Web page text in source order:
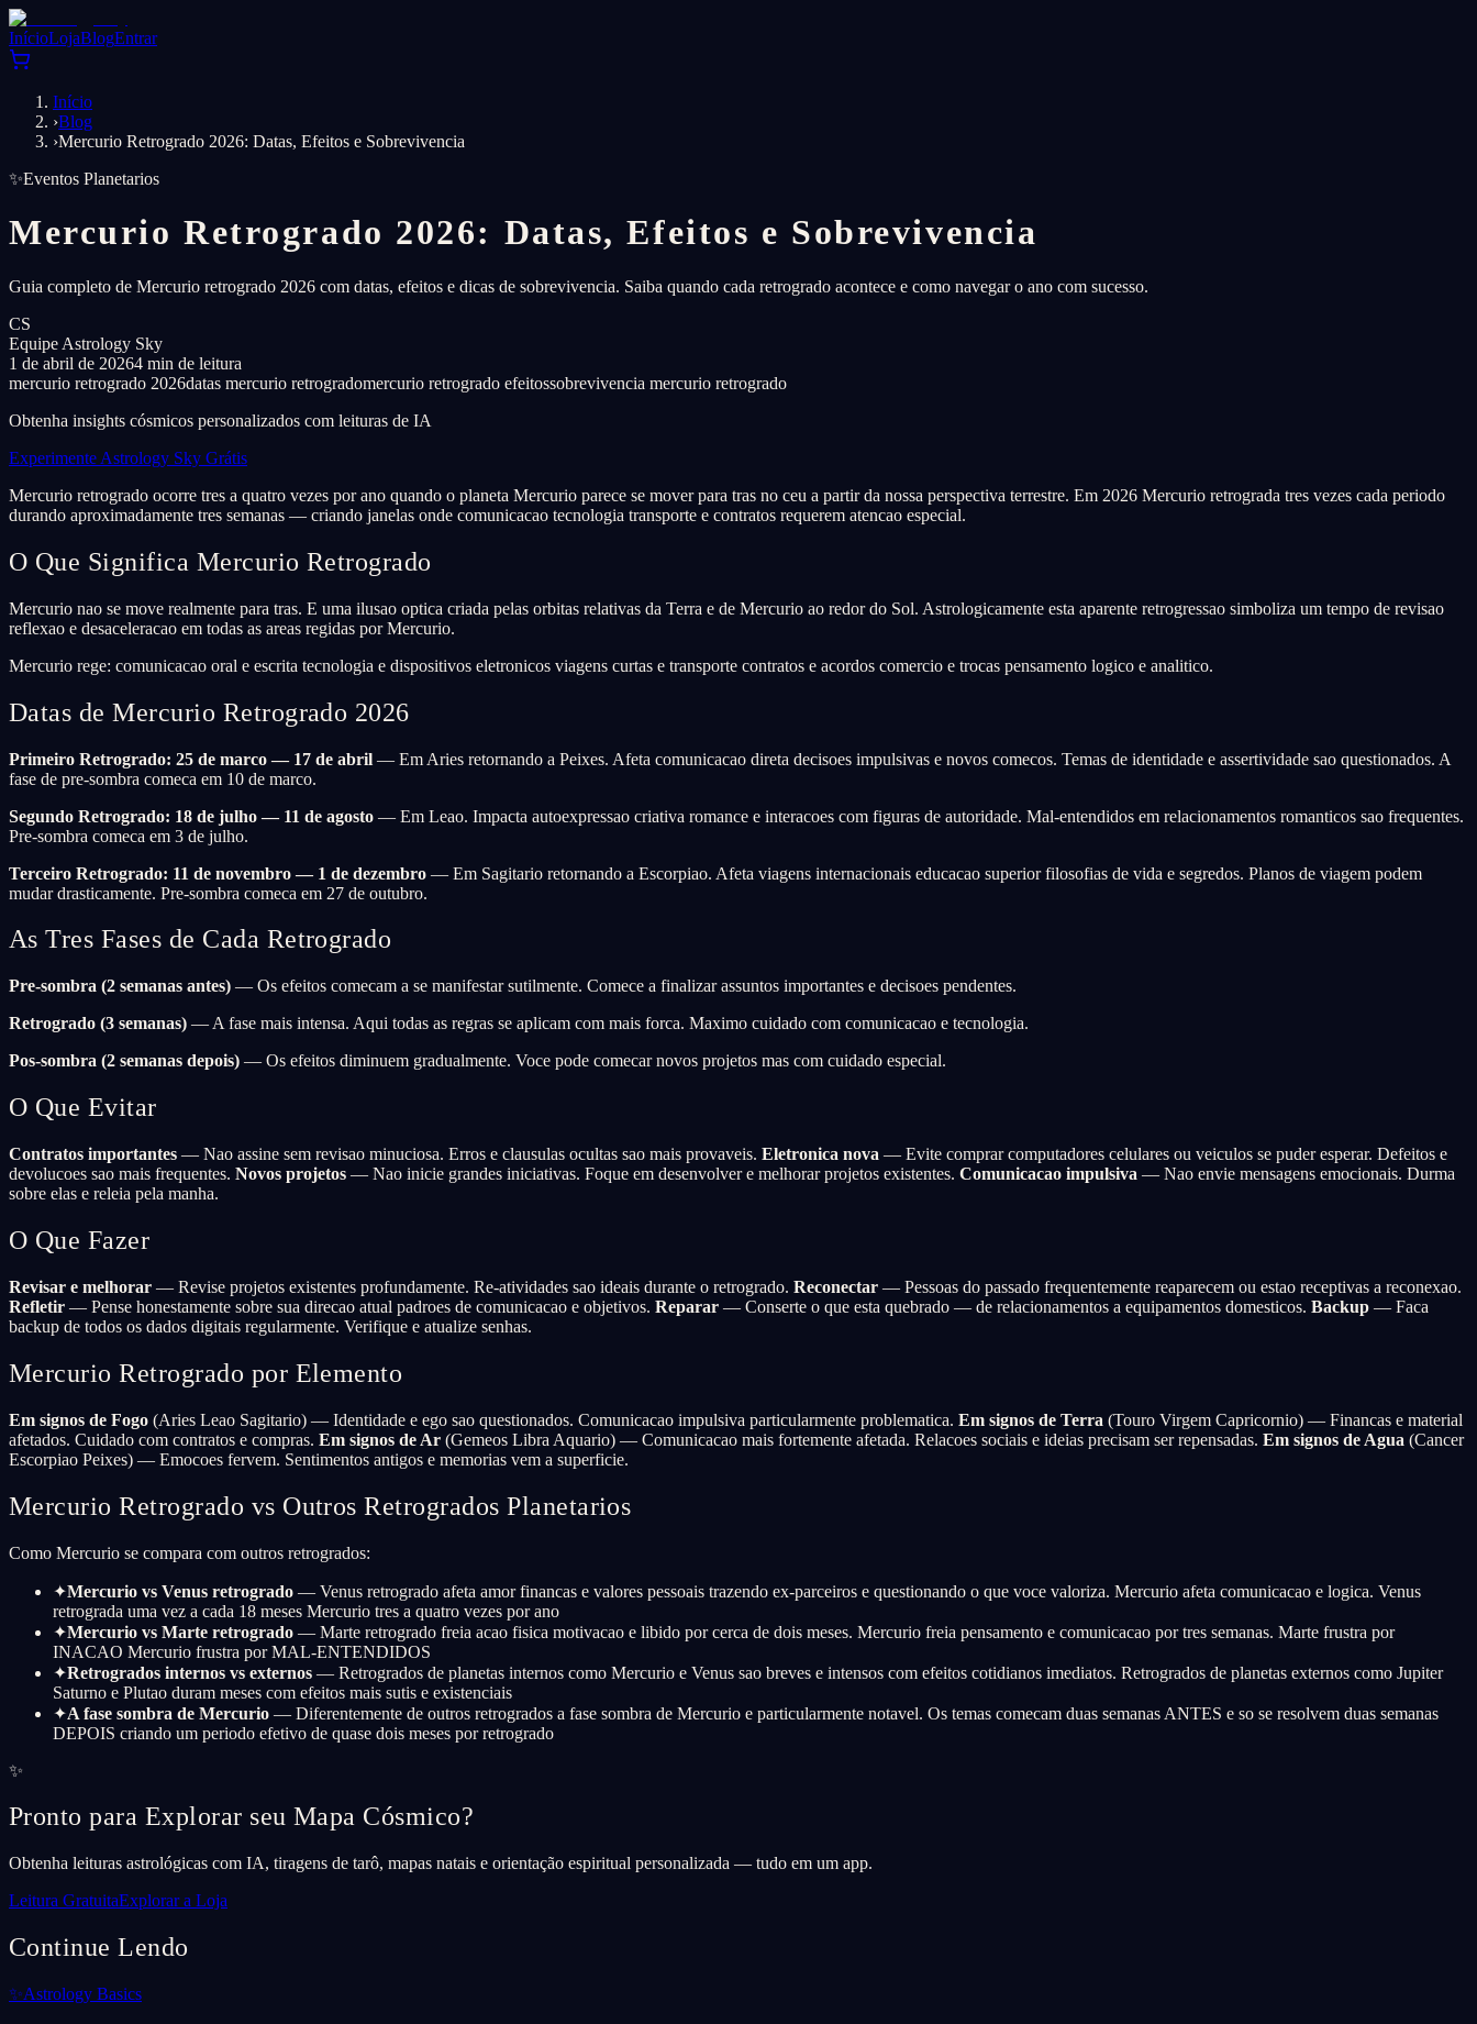
InícioLojaBlogEntrar
Início
›Blog
›Mercurio Retrogrado 2026: Datas, Efeitos e Sobrevivencia
✨Eventos Planetarios
Mercurio Retrogrado 2026: Datas, Efeitos e Sobrevivencia
Guia completo de Mercurio retrogrado 2026 com datas, efeitos e dicas de sobrevivencia. Saiba quando cada retrogrado acontece e como navegar o ano com sucesso.
CS
Equipe Astrology Sky
1 de abril de 20264 min de leitura
mercurio retrogrado 2026datas mercurio retrogradomercurio retrogrado efeitossobrevivencia mercurio retrogrado
Obtenha insights cósmicos personalizados com leituras de IA
Experimente Astrology Sky Grátis
Mercurio retrogrado ocorre tres a quatro vezes por ano quando o planeta Mercurio parece se mover para tras no ceu a partir da nossa perspectiva terrestre. Em 2026 Mercurio retrograda tres vezes cada periodo
durando aproximadamente tres semanas — criando janelas onde comunicacao tecnologia transporte e contratos requerem atencao especial.
O Que Significa Mercurio Retrogrado
Mercurio nao se move realmente para tras. E uma ilusao optica criada pelas orbitas relativas da Terra e de Mercurio ao redor do Sol. Astrologicamente esta aparente retrogressao simboliza um tempo de revisao
reflexao e desaceleracao em todas as areas regidas por Mercurio.
Mercurio rege: comunicacao oral e escrita tecnologia e dispositivos eletronicos viagens curtas e transporte contratos e acordos comercio e trocas pensamento logico e analitico.
Datas de Mercurio Retrogrado 2026
Primeiro Retrogrado: 25 de marco — 17 de abril — Em Aries retornando a Peixes. Afeta comunicacao direta decisoes impulsivas e novos comecos. Temas de identidade e assertividade sao questionados. A
fase de pre-sombra comeca em 10 de marco.
Segundo Retrogrado: 18 de julho — 11 de agosto — Em Leao. Impacta autoexpressao criativa romance e interacoes com figuras de autoridade. Mal-entendidos em relacionamentos romanticos sao frequentes.
Pre-sombra comeca em 3 de julho.
Terceiro Retrogrado: 11 de novembro — 1 de dezembro — Em Sagitario retornando a Escorpiao. Afeta viagens internacionais educacao superior filosofias de vida e segredos. Planos de viagem podem
mudar drasticamente. Pre-sombra comeca em 27 de outubro.
As Tres Fases de Cada Retrogrado
Pre-sombra (2 semanas antes) — Os efeitos comecam a se manifestar sutilmente. Comece a finalizar assuntos importantes e decisoes pendentes.
Retrogrado (3 semanas) — A fase mais intensa. Aqui todas as regras se aplicam com mais forca. Maximo cuidado com comunicacao e tecnologia.
Pos-sombra (2 semanas depois) — Os efeitos diminuem gradualmente. Voce pode comecar novos projetos mas com cuidado especial.
O Que Evitar
Contratos importantes — Nao assine sem revisao minuciosa. Erros e clausulas ocultas sao mais provaveis. Eletronica nova — Evite comprar computadores celulares ou veiculos se puder esperar. Defeitos e
devolucoes sao mais frequentes. Novos projetos — Nao inicie grandes iniciativas. Foque em desenvolver e melhorar projetos existentes. Comunicacao impulsiva — Nao envie mensagens emocionais. Durma
sobre elas e releia pela manha.
O Que Fazer
Revisar e melhorar — Revise projetos existentes profundamente. Re-atividades sao ideais durante o retrogrado. Reconectar — Pessoas do passado frequentemente reaparecem ou estao receptivas a reconexao.
Refletir — Pense honestamente sobre sua direcao atual padroes de comunicacao e objetivos. Reparar — Conserte o que esta quebrado — de relacionamentos a equipamentos domesticos. Backup — Faca
backup de todos os dados digitais regularmente. Verifique e atualize senhas.
Mercurio Retrogrado por Elemento
Em signos de Fogo (Aries Leao Sagitario) — Identidade e ego sao questionados. Comunicacao impulsiva particularmente problematica. Em signos de Terra (Touro Virgem Capricornio) — Financas e material
afetados. Cuidado com contratos e compras. Em signos de Ar (Gemeos Libra Aquario) — Comunicacao mais fortemente afetada. Relacoes sociais e ideias precisam ser repensadas. Em signos de Agua (Cancer
Escorpiao Peixes) — Emocoes fervem. Sentimentos antigos e memorias vem a superficie.
Mercurio Retrogrado vs Outros Retrogrados Planetarios
Como Mercurio se compara com outros retrogrados:
✦Mercurio vs Venus retrogrado — Venus retrogrado afeta amor financas e valores pessoais trazendo ex-parceiros e questionando o que voce valoriza. Mercurio afeta comunicacao e logica. Venus
retrograda uma vez a cada 18 meses Mercurio tres a quatro vezes por ano
✦Mercurio vs Marte retrogrado — Marte retrogrado freia acao fisica motivacao e libido por cerca de dois meses. Mercurio freia pensamento e comunicacao por tres semanas. Marte frustra por
INACAO Mercurio frustra por MAL-ENTENDIDOS
✦Retrogrados internos vs externos — Retrogrados de planetas internos como Mercurio e Venus sao breves e intensos com efeitos cotidianos imediatos. Retrogrados de planetas externos como Jupiter
Saturno e Plutao duram meses com efeitos mais sutis e existenciais
✦A fase sombra de Mercurio — Diferentemente de outros retrogrados a fase sombra de Mercurio e particularmente notavel. Os temas comecam duas semanas ANTES e so se resolvem duas semanas
DEPOIS criando um periodo efetivo de quase dois meses por retrogrado
✨
Pronto para Explorar seu Mapa Cósmico?
Obtenha leituras astrológicas com IA, tiragens de tarô, mapas natais e orientação espiritual personalizada — tudo em um app.
Leitura GratuitaExplorar a Loja
Continue Lendo
✨Astrology Basics